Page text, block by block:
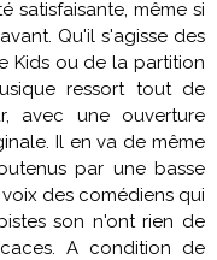
satisfaisante, même si
Qu'il s'agisse des
Kidsou de la partition
ressort tout de
avec une ouverture
Il en va de même
par une basse
des comédiens qui
son n'ont rien de
A condition de